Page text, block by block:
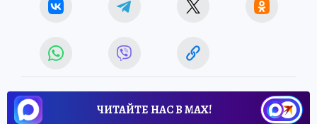
ЧИТАЙТЕ НАС В МАХ!